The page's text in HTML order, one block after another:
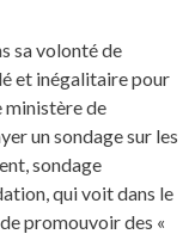
sa volonté de
et inégalitaire pour
ministère de
un sondage sur les
sondage
qui voit dans le
promouvoir des «